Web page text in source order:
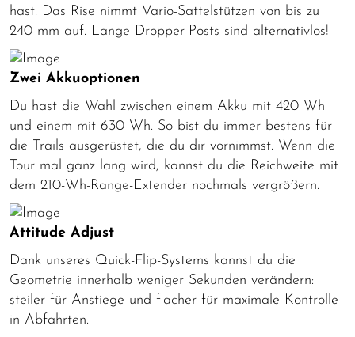
hast. Das Rise nimmt Vario-Sattelstützen von bis zu
240 mm auf. Lange Dropper-Posts sind alternativlos!
Zwei Akkuoptionen
Du hast die Wahl zwischen einem Akku mit 420 Wh
und einem mit 630 Wh. So bist du immer bestens für
die Trails ausgerüstet, die du dir vornimmst. Wenn die
Tour mal ganz lang wird, kannst du die Reichweite mit
dem 210-Wh-Range-Extender nochmals vergrößern.
Attitude Adjust
Dank unseres Quick-Flip-Systems kannst du die
Geometrie innerhalb weniger Sekunden verändern:
steiler für Anstiege und flacher für maximale Kontrolle
in Abfahrten.